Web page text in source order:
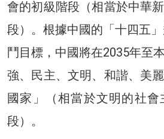
會的初級階段（相當於中華
段）。根據中國的「十四五
鬥目標，中國將在2035年至
強、民主、文明、和諧、美
國家」（相當於文明的社
段）。